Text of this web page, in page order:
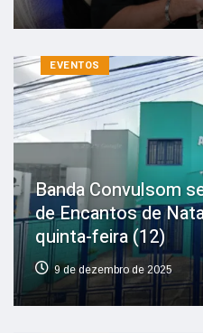
EVENTOS
Banda Convulsom
de Encantos de
quinta-feira (12)
9 de dezembro de 2025